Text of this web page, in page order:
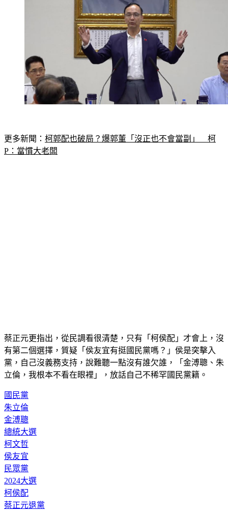
更多新聞： 柯郭配也破局？爆郭董「沒正也不會當副」　柯
P：當慣大老闆
蔡正元更指出，從民調看很清楚，只有「柯侯配」才會上，沒
有第二個選擇，質疑「侯友宜有挺國民黨嗎？」侯是突擊入
黨，自己沒義務支持，說難聽一點沒有誰欠誰，「金溥聰、朱
立倫，我根本不看在眼裡」，放話自己不稀罕國民黨籍。
國民黨
朱立倫
金溥聰
總統大選
柯文哲
侯友宜
民眾黨
2024大選
柯侯配
蔡正元退黨